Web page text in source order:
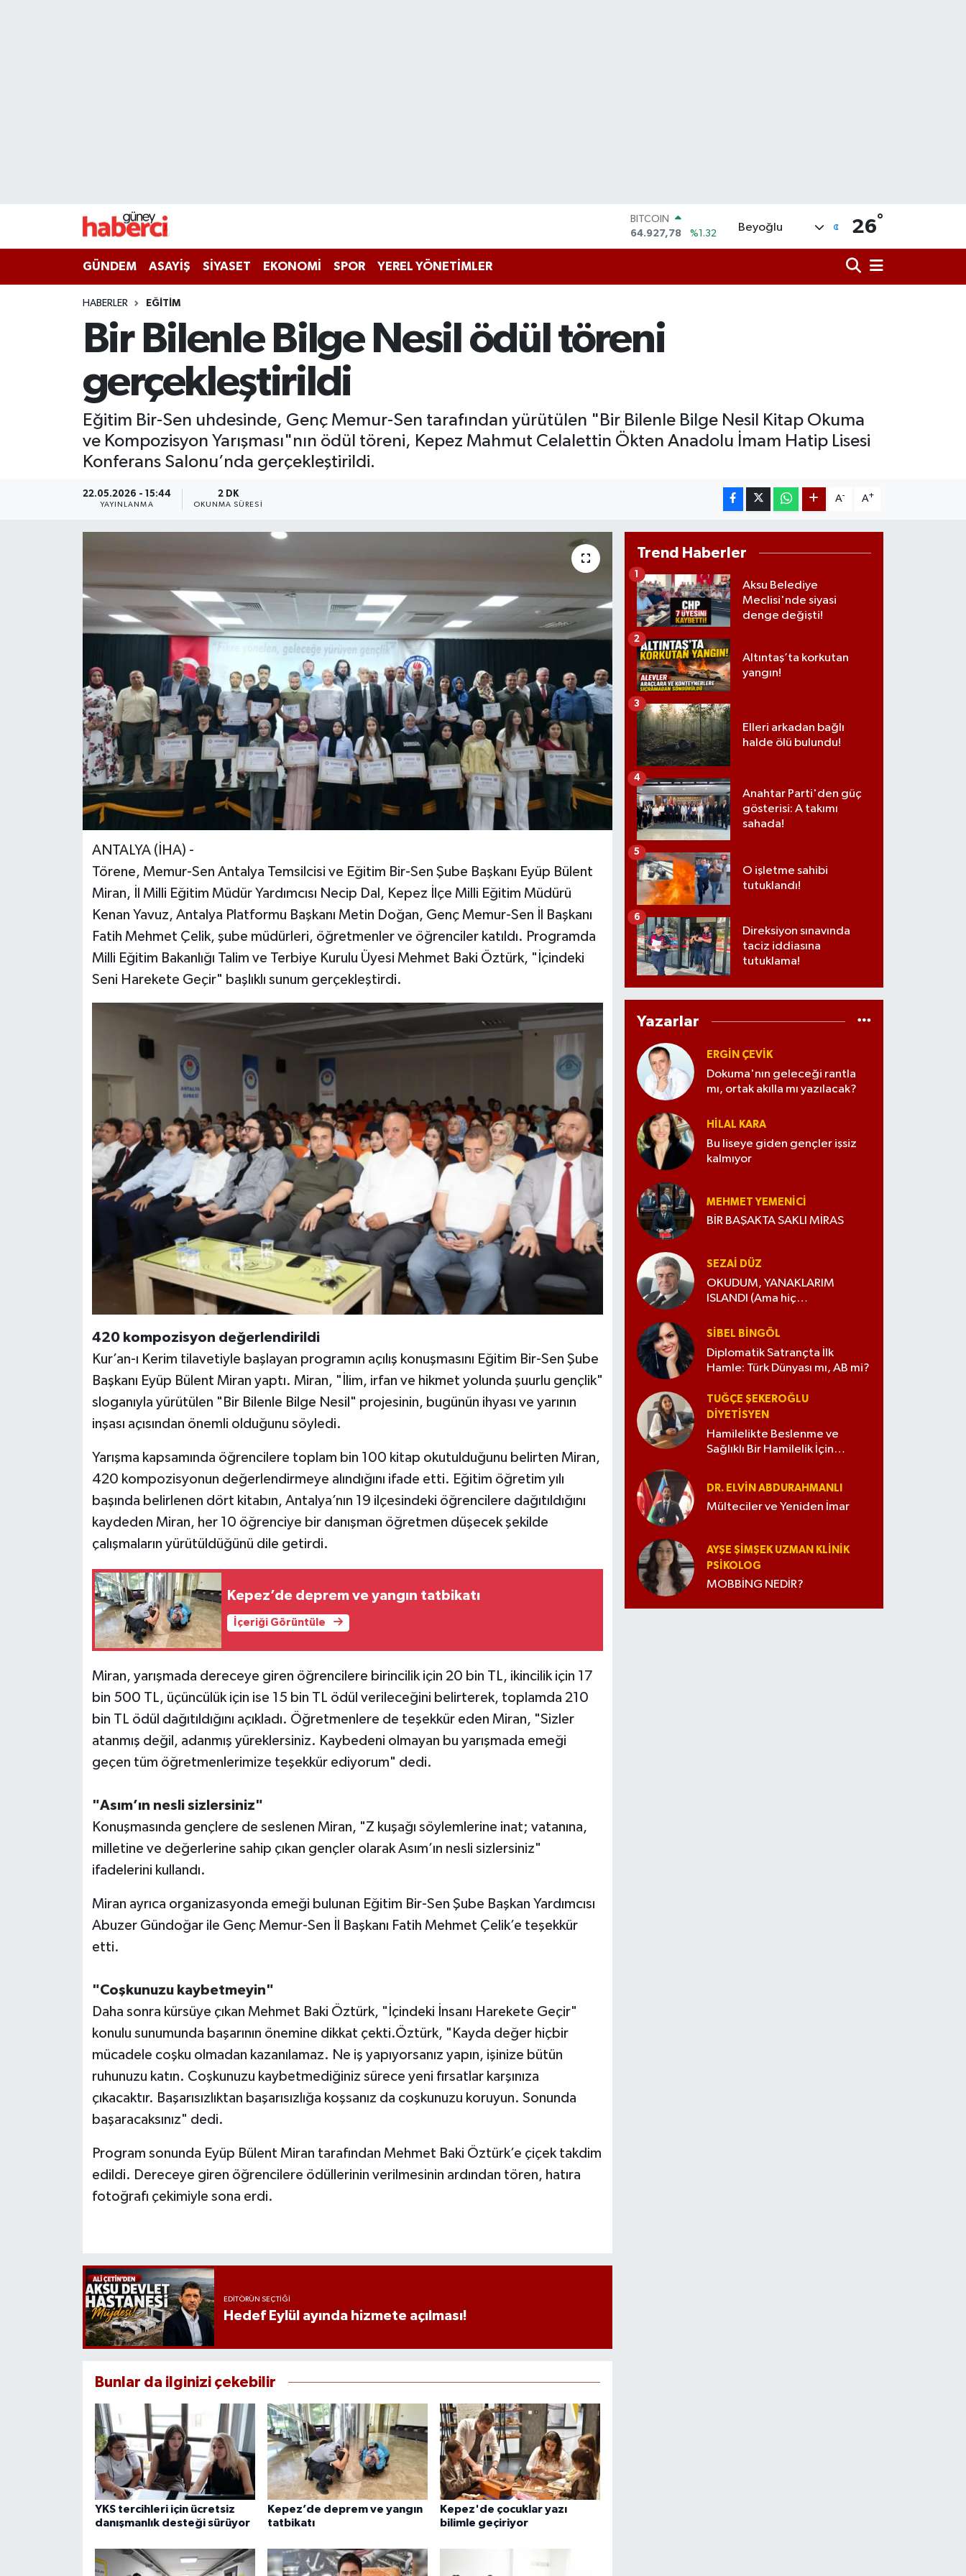
DOLAR
47,5894
%0.08
EURO
6508.83
BİST100
13.703
Beyoğlu 26°
GÜNDEM ASAYİŞ SİYASET EKONOMİ SPOR YEREL YÖNETİMLER
HABERLER EĞİTİM
Bir Bilenle Bilge Nesil ödül töreni
gerçekleştirildi
Eğitim Bir-Sen uhdesinde, Genç Memur-Sen tarafından yürütülen "Bir Bilenle Bilge Nesil Kitap Okuma
ve Kompozisyon Yarışması"nın ödül töreni, Kepez Mahmut Celalettin Ökten Anadolu İmam Hatip Lisesi
Konferans Salonu’nda gerçekleştirildi.
22.05.2026 - 15:44
YAYINLANMA
2 DK
OKUNMA SÜRESI
A- A+
ANTALYA (İHA) -
Törene, Memur-Sen Antalya Temsilcisi ve Eğitim Bir-Sen Şube Başkanı Eyüp Bülent
Miran, İl Milli Eğitim Müdür Yardımcısı Necip Dal, Kepez İlçe Milli Eğitim Müdürü
Kenan Yavuz, Antalya Platformu Başkanı Metin Doğan, Genç Memur-Sen İl Başkanı
Fatih Mehmet Çelik, şube müdürleri, öğretmenler ve öğrenciler katıldı. Programda
Milli Eğitim Bakanlığı Talim ve Terbiye Kurulu Üyesi Mehmet Baki Öztürk, "İçindeki
Seni Harekete Geçir" başlıklı sunum gerçekleştirdi.
420 kompozisyon değerlendirildi
Kur’an-ı Kerim tilavetiyle başlayan programın açılış konuşmasını Eğitim Bir-Sen Şube
Başkanı Eyüp Bülent Miran yaptı. Miran, "İlim, irfan ve hikmet yolunda şuurlu gençlik"
sloganıyla yürütülen "Bir Bilenle Bilge Nesil" projesinin, bugünün ihyası ve yarının
inşası açısından önemli olduğunu söyledi.
Yarışma kapsamında öğrencilere toplam bin 100 kitap okutulduğunu belirten Miran,
420 kompozisyonun değerlendirmeye alındığını ifade etti. Eğitim öğretim yılı
başında belirlenen dört kitabın, Antalya’nın 19 ilçesindeki öğrencilere dağıtıldığını
kaydeden Miran, her 10 öğrenciye bir danışman öğretmen düşecek şekilde
çalışmaların yürütüldüğünü dile getirdi.
Kepez’de deprem ve yangın tatbikatı
İçeriği Görüntüle
Miran, yarışmada dereceye giren öğrencilere birincilik için 20 bin TL, ikincilik için 17
bin 500 TL, üçüncülük için ise 15 bin TL ödül verileceğini belirterek, toplamda 210
bin TL ödül dağıtıldığını açıkladı. Öğretmenlere de teşekkür eden Miran, "Sizler
atanmış değil, adanmış yüreklersiniz. Kaybedeni olmayan bu yarışmada emeği
geçen tüm öğretmenlerimize teşekkür ediyorum" dedi.
"Asım’ın nesli sizlersiniz"
Konuşmasında gençlere de seslenen Miran, "Z kuşağı söylemlerine inat; vatanına,
milletine ve değerlerine sahip çıkan gençler olarak Asım’ın nesli sizlersiniz"
ifadelerini kullandı.
Miran ayrıca organizasyonda emeği bulunan Eğitim Bir-Sen Şube Başkan Yardımcısı
Abuzer Gündoğar ile Genç Memur-Sen İl Başkanı Fatih Mehmet Çelik’e teşekkür
etti.
"Coşkunuzu kaybetmeyin"
Daha sonra kürsüye çıkan Mehmet Baki Öztürk, "İçindeki İnsanı Harekete Geçir"
konulu sunumunda başarının önemine dikkat çekti.Öztürk, "Kayda değer hiçbir
mücadele coşku olmadan kazanılamaz. Ne iş yapıyorsanız yapın, işinize bütün
ruhunuzu katın. Coşkunuzu kaybetmediğiniz sürece yeni fırsatlar karşınıza
çıkacaktır. Başarısızlıktan başarısızlığa koşsanız da coşkunuzu koruyun. Sonunda
başaracaksınız" dedi.
Program sonunda Eyüp Bülent Miran tarafından Mehmet Baki Öztürk’e çiçek takdim
edildi. Dereceye giren öğrencilere ödüllerinin verilmesinin ardından tören, hatıra
fotoğrafı çekimiyle sona erdi.
EDITÖRÜN SEÇTIĞI
Hedef Eylül ayında hizmete açılması!
Bunlar da ilginizi çekebilir
YKS tercihleri için ücretsiz
danışmanlık desteği sürüyor
Kepez’de deprem ve yangın
tatbikatı
Kepez'de çocuklar yazı
bilimle geçiriyor
Trend Haberler
Aksu Belediye
Meclisi'nde siyasi
denge değişti!
1
Altıntaş’ta korkutan
yangın!
2
Elleri arkadan bağlı
halde ölü bulundu!
3
Anahtar Parti'den güç
gösterisi: A takımı
sahada!
4
O işletme sahibi
tutuklandı!
5
Direksiyon sınavında
taciz iddiasına
tutuklama!
6
Yazarlar
ERGIN ÇEVİK
Dokuma'nın geleceği rantla
mı, ortak akılla mı yazılacak?
HILAL KARA
Bu liseye giden gençler işsiz
kalmıyor
MEHMET YEMENICI
BİR BAŞAKTA SAKLI MİRAS
SEZAI DÜZ
OKUDUM, YANAKLARIM
ISLANDI (Ama hiç
SIBEL BINGÖL
Diplomatik Satrançta İlk
Hamle: Türk Dünyası mı, AB mi?
TUĞÇE ŞEKEROĞLU
DIYETISYEN
Hamilelikte Beslenme ve
Sağlıklı Bir Hamilelik İçin
DR. ELVIN ABDURAHMANLI
Mülteciler ve Yeniden İmar
AYŞE ŞIMŞEK UZMAN KLINIK
PSIKOLOG
MOBBİNG NEDİR?
Haber Arşivi